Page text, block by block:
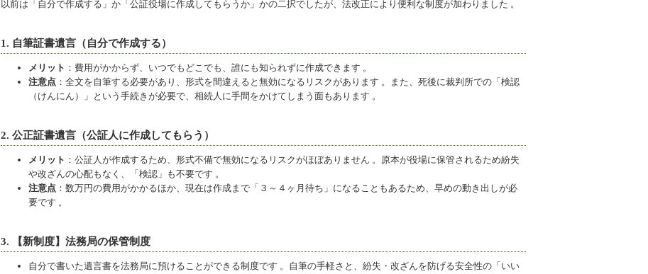
以前は「自分で作成する」か「公証役場に作成してもらうか」かの二択でしたが、法改正により便利な制度が加わりました 。
1. 自筆証書遺言（自分で作成する）
メリット ：費用がかからず、いつでもどこでも、誰にも知られずに作成できます 。
注意点 ：全文を自筆する必要があり、形式を間違えると無効になるリスクがあります 。また、死後に裁判所での「検認
（けんにん）」という手続きが必要で、相続人に手間をかけてしまう面もあります 。
2. 公正証書遺言（公証人に作成してもらう）
メリット ：公証人が作成するため、形式不備で無効になるリスクがほぼありません 。原本が役場に保管されるため紛失
や改ざんの心配もなく、「検認」も不要です 。
注意点 ：数万円の費用がかかるほか、現在は作成まで「３～４ヶ月待ち」になることもあるため、早めの動き出しが必
要です 。
3. 【新制度】法務局の保管制度
自分で書いた遺言書を法務局に預けることができる制度です 。自筆の手軽さと、紛失・改ざんを防げる安全性の「いい